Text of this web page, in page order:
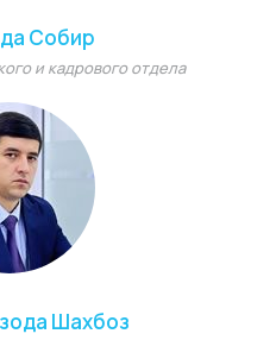
Собир
и кадрового отдела
Шахбоз